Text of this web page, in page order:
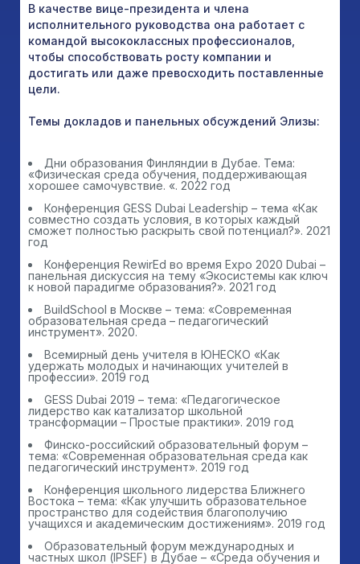
В качестве вице-президента и члена
исполнительного руководства она работает с
командой высококлассных профессионалов,
чтобы способствовать росту компании и
достигать или даже превосходить поставленные
цели.
Темы докладов и панельных обсуждений Элизы:
Дни образования Финляндии в Дубае. Тема:
«Физическая среда обучения, поддерживающая
хорошее самочувствие. «. 2022 год
Конференция GESS Dubai Leadership – тема «Как
совместно создать условия, в которых каждый
сможет полностью раскрыть свой потенциал?». 2021
год
Конференция RewirEd во время Expo 2020 Dubai –
панельная дискуссия на тему «Экосистемы как ключ
к новой парадигме образования?». 2021 год
BuildSchool в Москве – тема: «Современная
образовательная среда – педагогический
инструмент». 2020.
Всемирный день учителя в ЮНЕСКО «Как
удержать молодых и начинающих учителей в
профессии». 2019 год
GESS Dubai 2019 – тема: «Педагогическое
лидерство как катализатор школьной
трансформации – Простые практики». 2019 год
Финско-российский образовательный форум –
тема: «Современная образовательная среда как
педагогический инструмент». 2019 год
Конференция школьного лидерства Ближнего
Востока – тема: «Как улучшить образовательное
пространство для содействия благополучию
учащихся и академическим достижениям». 2019 год
Образовательный форум международных и
частных школ (IPSEF) в Дубае – «Среда обучения и